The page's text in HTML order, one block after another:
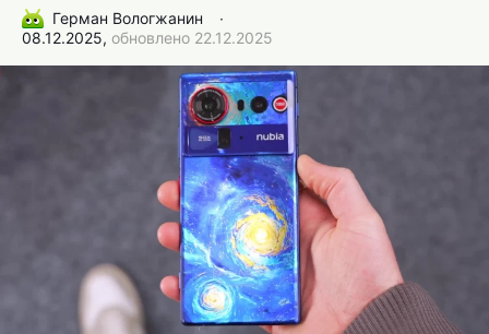
Герман Вологжанин
∙
08.12.2025, обновлено 22.12.2025